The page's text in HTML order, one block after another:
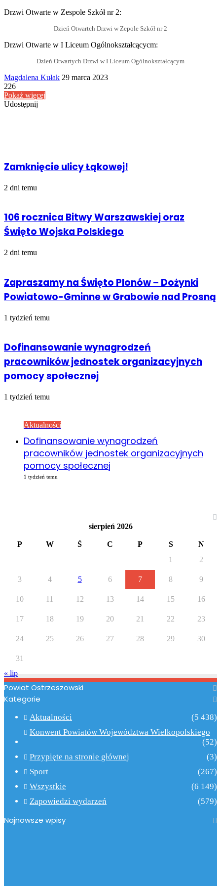
Drzwi Otwarte w Zespole Szkół nr 2:
Dzień Otwartch Drzwi w Zepole Szkół nr 2
Drzwi Otwarte w I Liceum Ogólnokształcącycm:
Dzień Otwartych Drzwi w I Liceum Ogólnokształcącym
Magdalena Kułak Send
29 marca 2023
226
Pokaż więcej
Udostępnij
Zamknięcie ulicy Łąkowej!
2 dni temu
106 rocznica Bitwy Warszawskiej oraz
Święto Wojska Polskiego
2 dni temu
Zapraszamy na Święto Plonów – Dożynki
Powiatowo-Gminne w Grabowie nad Prosną
1 tydzień temu
Dofinansowanie wynagrodzeń
pracowników jednostek organizacyjnych
pomocy społecznej
1 tydzień temu
Aktualności
Dofinansowanie wynagrodzeń
pracowników jednostek organizacyjnych
pomocy społecznej
1 tydzień temu
sierpień 2026
P W Ś C P S
N
1
2
3 4 5 6 7 8 9
10 11 12 13 14 15 16
17 18 19 20 21 22 23
24 25 26 27 28 29 30
31
« lip
Powiat Ostrzeszowski
Kategorie
Aktualności
(5 438)
Konwent Powiatów Województwa Wielkopolskiego
(52)
Przypięte na stronie głównej
(3)
Sport
(267)
Wszystkie
(6 149)
Zapowiedzi wydarzeń
(579)
Najnowsze wpisy